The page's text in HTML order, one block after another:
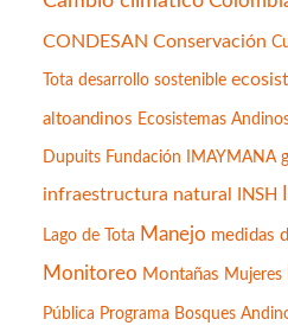
CONDESAN Conservación
Tota desarrollo sostenible
altoandinos Ecosistemas
Dupuits Fundación IMAYMANA
infraestructura natural INSH
Lago de Tota Manejo medidas
Monitoreo Montañas Mujeres
Pública Programa Bosques